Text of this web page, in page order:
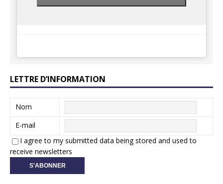
LETTRE D’INFORMATION
Nom
E-mail
I agree to my submitted data being stored and used to
receive newsletters